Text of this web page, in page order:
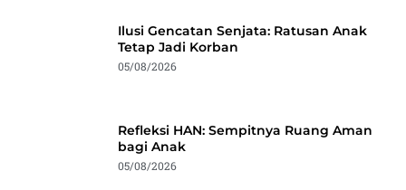
Ilusi Gencatan Senjata: Ratusan Anak
Tetap Jadi Korban
05/08/2026
Refleksi HAN: Sempitnya Ruang Aman
bagi Anak
05/08/2026